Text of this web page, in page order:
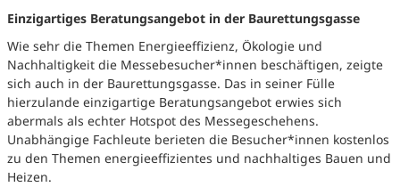
Einzigartiges Beratungsangebot in der Baurettungsgasse
Wie sehr die Themen Energieeffizienz, Ökologie und
Nachhaltigkeit die Messebesucher*innen beschäftigen, zeigte
sich auch in der Baurettungsgasse. Das in seiner Fülle
hierzulande einzigartige Beratungsangebot erwies sich
abermals als echter Hotspot des Messegeschehens.
Unabhängige Fachleute berieten die Besucher*innen kostenlos
zu den Themen energieeffizientes und nachhaltiges Bauen und
Heizen.